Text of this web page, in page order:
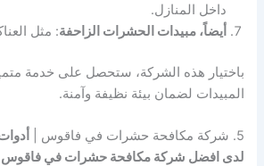
داخل المنازل.
أيضاً، مبيدات الحشرات الزاحفة: مثل
باختيار هذه الشركة، ستحصل على خدمة
المبيدات لضمان بيئة نظيفة وآمنة.
5. شركة مكافحة حشرات في فاقوس |
لدى افضل شركة مكافحة حشرات في فاقوس